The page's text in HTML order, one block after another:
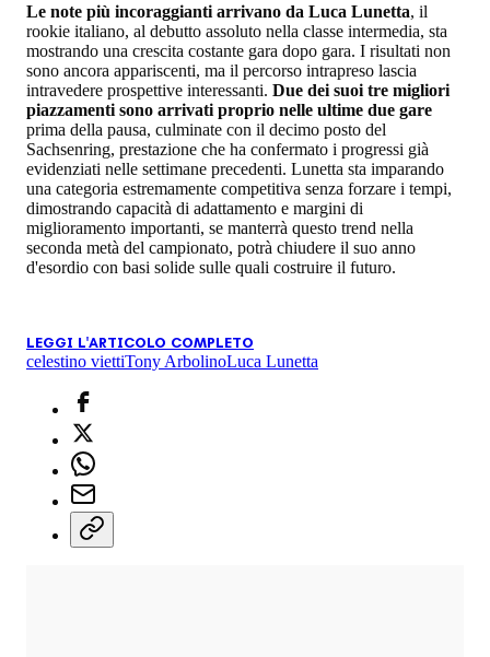
Le note più incoraggianti arrivano da Luca Lunetta, il
rookie italiano, al debutto assoluto nella classe intermedia, sta
mostrando una crescita costante gara dopo gara. I risultati non
sono ancora appariscenti, ma il percorso intrapreso lascia
intravedere prospettive interessanti. Due dei suoi tre migliori
piazzamenti sono arrivati proprio nelle ultime due gare
prima della pausa, culminate con il decimo posto del
Sachsenring, prestazione che ha confermato i progressi già
evidenziati nelle settimane precedenti. Lunetta sta imparando
una categoria estremamente competitiva senza forzare i tempi,
dimostrando capacità di adattamento e margini di
miglioramento importanti, se manterrà questo trend nella
seconda metà del campionato, potrà chiudere il suo anno
d'esordio con basi solide sulle quali costruire il futuro.
LEGGI L'ARTICOLO COMPLETO
celestino viettiTony ArbolinoLuca Lunetta